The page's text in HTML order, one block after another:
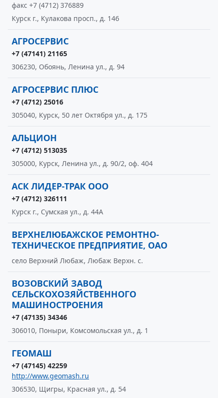
факс +7 (4712) 376889
Курск г., Кулакова просп., д. 146
АГРОСЕРВИС
+7 (47141) 21165
306230, Обоянь, Ленина ул., д. 94
АГРОСЕРВИС ПЛЮС
+7 (4712) 25016
305040, Курск, 50 лет Октября ул., д. 175
АЛЬЦИОН
+7 (4712) 513035
305000, Курск, Ленина ул., д. 90/2, оф. 404
АСК ЛИДЕР-ТРАК ООО
+7 (4712) 326111
Курск г., Сумская ул., д. 44А
ВЕРХНЕЛЮБАЖСКОЕ РЕМОНТНО-
ТЕХНИЧЕСКОЕ ПРЕДПРИЯТИЕ, ОАО
село Верхний Любаж, Любаж Верхн. с.
ВОЗОВСКИЙ ЗАВОД
СЕЛЬСКОХОЗЯЙСТВЕННОГО
МАШИНОСТРОЕНИЯ
+7 (47135) 34346
306010, Поныри, Комсомольская ул., д. 1
ГЕОМАШ
+7 (47145) 42259
http://www.geomash.ru
306530, Щигры, Красная ул., д. 54